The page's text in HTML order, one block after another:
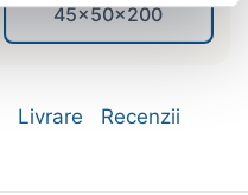
45x50x200
Livrare Recenzii